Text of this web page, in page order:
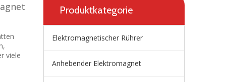
viele
Produktkategorie
Elektromagnetischer Rührer
Anhebender Elektromagnet